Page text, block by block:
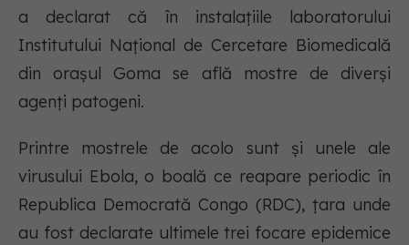
a declarat că în instalaţiile laboratorului
Institutului Naţional de Cercetare Biomedicală
din oraşul Goma se află mostre de diverşi
agenţi patogeni.
Printre mostrele de acolo sunt şi unele ale
virusului Ebola, o boală ce reapare periodic în
Republica Democrată Congo (RDC), ţara unde
au fost declarate ultimele trei focare epidemice